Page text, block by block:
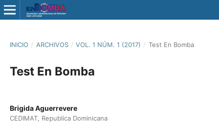
INICIO / ARCHIVOS / VOL. 1 NÚM. 1 (2017) / Test En Bomba
Test En Bomba
Brigida Aguerrevere
CEDIMAT, Republica Dominicana